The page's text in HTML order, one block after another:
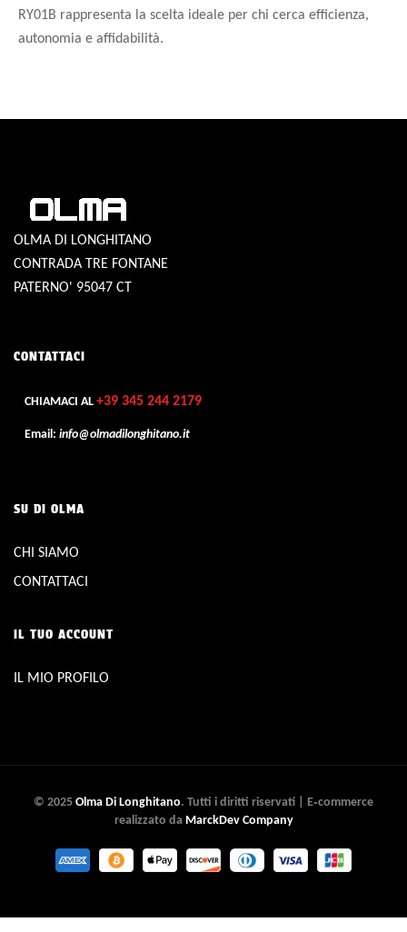
RY01B rappresenta la scelta ideale per chi cerca efficienza,
autonomia e affidabilità.
OLMA DI LONGHITANO
CONTRADA TRE FONTANE
PATERNO' 95047 CT
CONTATTACI
CHIAMACI AL+39 345 244 2179
Email: info@olmadilonghitano.it
SU DI OLMA
CHI SIAMO
CONTATTACI
IL TUO ACCOUNT
IL MIO PROFILO
© 2025Olma Di Longhitano. Tutti i diritti riservati | E‑commerce
realizzato da MarckDev Company